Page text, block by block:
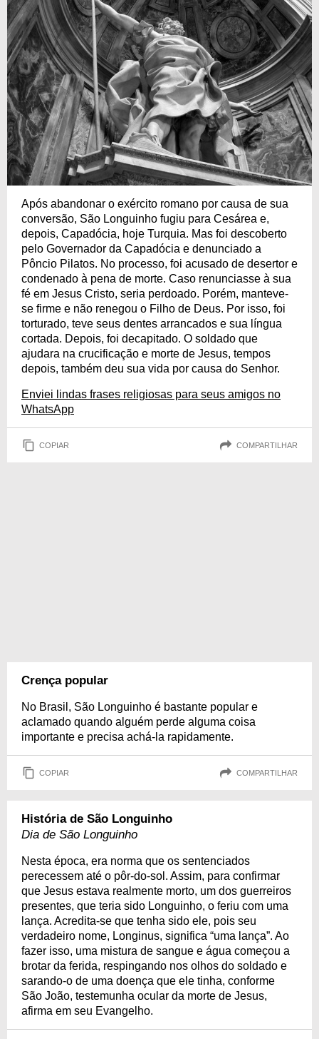
Após abandonar o exército romano por causa de sua
conversão, São Longuinho fugiu para Cesárea e,
depois, Capadócia, hoje Turquia. Mas foi descoberto
pelo Governador da Capadócia e denunciado a
Pôncio Pilatos. No processo, foi acusado de desertor e
condenado à pena de morte. Caso renunciasse à sua
fé em Jesus Cristo, seria perdoado. Porém, manteve-
se firme e não renegou o Filho de Deus. Por isso, foi
torturado, teve seus dentes arrancados e sua língua
cortada. Depois, foi decapitado. O soldado que
ajudara na crucificação e morte de Jesus, tempos
depois, também deu sua vida por causa do Senhor.
Enviei lindas frases religiosas para seus amigos no
WhatsApp
COPIAR COMPARTILHAR
Crença popular
No Brasil, São Longuinho é bastante popular e
aclamado quando alguém perde alguma coisa
importante e precisa achá-la rapidamente.
COPIAR COMPARTILHAR
História de São Longuinho
Dia de São Longuinho
Nesta época, era norma que os sentenciados
perecessem até o pôr-do-sol. Assim, para confirmar
que Jesus estava realmente morto, um dos guerreiros
presentes, que teria sido Longuinho, o feriu com uma
lança. Acredita-se que tenha sido ele, pois seu
verdadeiro nome, Longinus, significa “uma lança”. Ao
fazer isso, uma mistura de sangue e água começou a
brotar da ferida, respingando nos olhos do soldado e
sarando-o de uma doença que ele tinha, conforme
São João, testemunha ocular da morte de Jesus,
afirma em seu Evangelho.